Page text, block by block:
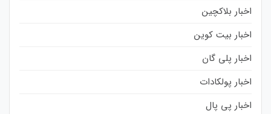
اخبار بلاکچین
اخبار بیت کوین
اخبار پلی گان
اخبار پولکادات
اخبار پی پال